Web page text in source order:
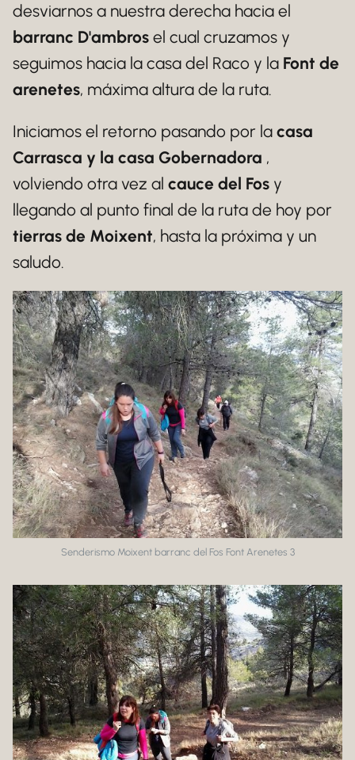
desviarnos a nuestra derecha hacia el
barranc D'ambros el cual cruzamos y
seguimos hacia la casa del Raco y la Font de
arenetes, máxima altura de la ruta.
Iniciamos el retorno pasando por la casa
Carrasca y la casa Gobernadora ,
volviendo otra vez al cauce del Fos y
llegando al punto final de la ruta de hoy por
tierras de Moixent, hasta la próxima y un
saludo.
Senderismo Moixent barranc del Fos Font Arenetes 3